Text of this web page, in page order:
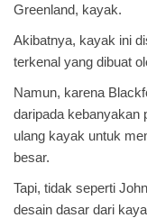
Greenland, kayak.
Akibatnya, kayak ini
terkenal yang dibuat
Namun, karena
daripada kebanyakan
ulang kayak untuk
besar.
Tapi, tidak seperti
desain dasar dari